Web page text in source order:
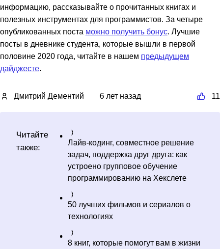
информацию, рассказывайте о прочитанных книгах и
полезных инструментах для программистов. За четыре
опубликованных поста можно получить бонус. Лучшие
посты в дневнике студента, которые вышли в первой
половине 2020 года, читайте в нашем предыдущем
дайджесте.
Дмитрий Дементий 6 лет назад 11
Читайте
также:
Лайв-кодинг, совместное решение
задач, поддержка друг друга: как
устроено групповое обучение
программированию на Хекслете
50 лучших фильмов и сериалов о
технологиях
8 книг, которые помогут вам в жизни